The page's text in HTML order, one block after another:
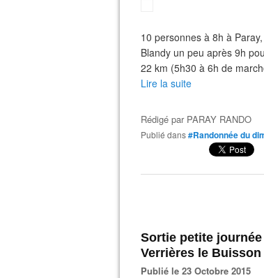
10 personnes à 8h à
Blandy un peu après 9h
22 km (5h30 à 6h de
Lire la suite
Rédigé par PARAY RANDO
Publié dans#Randonnée du
Sortie petite
Verrières le Buisson
Publié le 23 Octobre 2015